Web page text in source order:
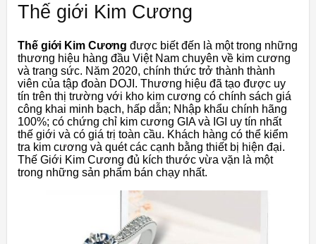
Thế giới Kim Cương
Thế giới Kim Cương được biết đến là một trong những
thương hiệu hàng đầu Việt Nam chuyên về kim cương
và trang sức. Năm 2020, chính thức trở thành thành
viên của tập đoàn DOJI. Thương hiệu đã tạo được uy
tín trên thị trường với kho kim cương có chính sách giá
công khai minh bạch, hấp dẫn; Nhập khẩu chính hãng
100%; có chứng chỉ kim cương GIA và IGI uy tín nhất
thế giới và có giá trị toàn cầu. Khách hàng có thể kiểm
tra kim cương và quét các cạnh bằng thiết bị hiện đại.
Thế Giới Kim Cương đủ kích thước vừa vặn là một
trong những sản phẩm bán chạy nhất.